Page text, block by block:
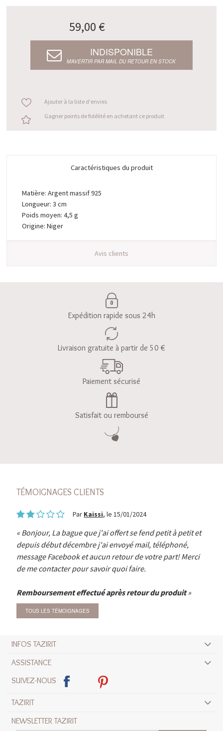
59,00 €
INDISPONIBLE
M’AVERTIR PAR MAIL DU RETOUR EN STOCK
Ajouter à la liste d'envies
Gagner points de fidélité en achetant ce produit
Caractéristiques du produit
Matière: Argent massif 925
Longueur: 3 cm
Poids moyen: 4,5 g
Origine: Niger
Avis clients
Expédition rapide sous 24h
Livraison gratuite à partir de 50 €
Paiement sécurisé
Satisfait ou remboursé
TÉMOIGNAGES CLIENTS
Par Kaissi, le 15/01/2024
Bonjour, La bague que j'ai offert se fend petit à petit et
depuis début décembre j'ai envoyé mail, téléphoné,
message Facebook et aucun retour de votre part! Merci
de me contacter pour savoir quoi faire.
Remboursement effectué après retour du produit
TOUS LES TÉMOIGNAGES
INFOS TAZIRIT
ASSISTANCE
SUIVEZ-NOUS
TAZIRIT
NEWSLETTER TAZIRIT